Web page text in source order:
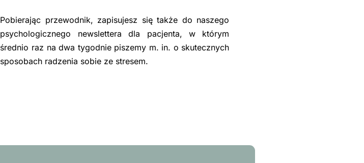
Pobierając przewodnik, zapisujesz się także do naszego
psychologicznego newslettera dla pacjenta, w którym
średnio raz na dwa tygodnie piszemy m. in. o skutecznych
sposobach radzenia sobie ze stresem.